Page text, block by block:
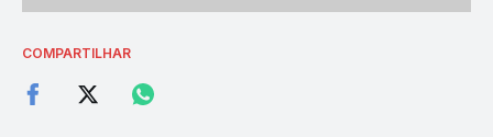
COMPARTILHAR